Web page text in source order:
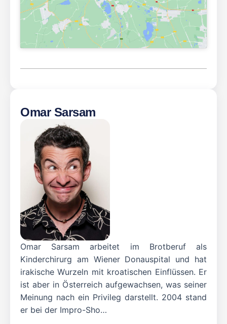
Omar Sarsam
Omar Sarsam arbeitet im Brotberuf als
Kinderchirurg am Wiener Donauspital und hat
irakische Wurzeln mit kroatischen Einflüssen. Er
ist aber in Österreich aufgewachsen, was seiner
Meinung nach ein Privileg darstellt. 2004 stand
er bei der Impro-Sho…